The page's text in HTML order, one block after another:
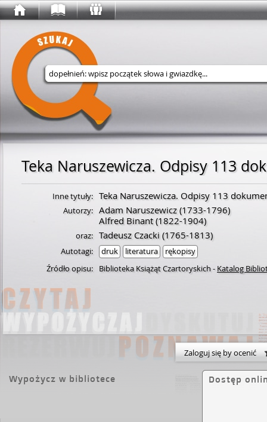
Wyszukaj w serwisie
Teka Naruszewicza. Odpisy 113
Inne tytuły: Teka Naruszewicza. Odpisy 113
Autorzy: Adam Naruszewicz(1733-1796)
Alfred Binant(1822-1904)
oraz: Tadeusz Czacki (1765-1813)
Autotagi: druk literatura
rękopisy
Źródło opisu:
Biblioteka Książąt Czartoryskich - Katalog
Zaloguj się by ocenić
Wypożycz w bibliotece Dostęp